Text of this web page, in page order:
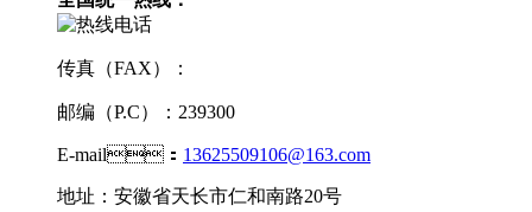
传真（FAX）：
邮编（P.C）：239300
E-mail： 13625509106@163.com
地址：安徽省天长市仁和南路20号